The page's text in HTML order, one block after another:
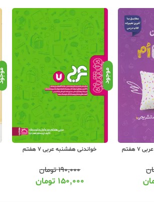
موجود
خیلی سبز کار عربی 7 هفتم
۳۶۰,۰۰۰تومان
۲۹۱,۰۰۰ تومان
موجود